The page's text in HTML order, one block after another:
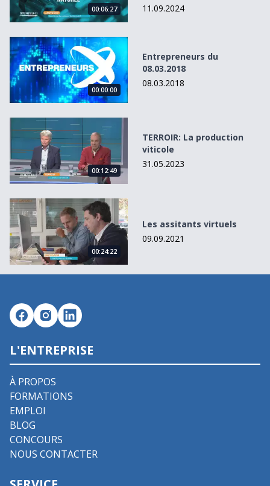
00:06:27
11.09.2024
Entrepreneurs du 08.03.2018
00:00:00
Entrepreneurs du
08.03.2018
08.03.2018
TERROIR: La production viticole
00:12:49
TERROIR: La production
viticole
31.05.2023
Les assitants virtuels
00:24:22
Les assitants virtuels
09.09.2021
L'ENTREPRISE
À PROPOS
FORMATIONS
EMPLOI
BLOG
CONCOURS
NOUS CONTACTER